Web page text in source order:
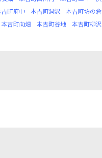
吉町府中 本吉町洞沢
本吉町坊の倉
本吉町向畑 本吉町谷地
本吉町柳沢